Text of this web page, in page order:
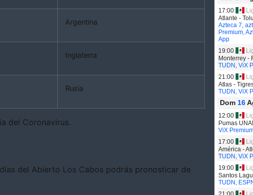
Argentina
Inglaterra
Rusia
del Coronavirus.
del Abierto Los Cabos podrás pronosticar de